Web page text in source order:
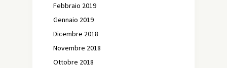
Febbraio 2019
Gennaio 2019
Dicembre 2018
Novembre 2018
Ottobre 2018